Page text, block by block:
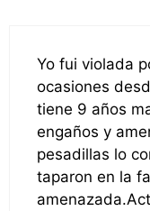
Yo fui violada
ocasiones
tiene 9 años
engaños y
pesadillas lo
taparon en la